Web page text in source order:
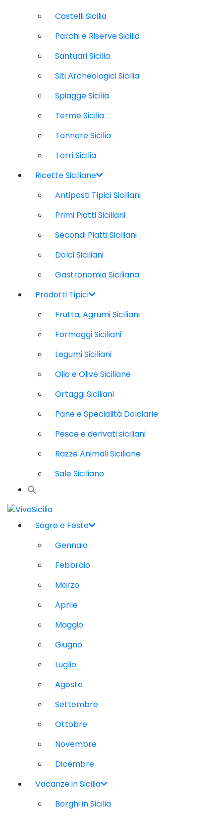
Castelli Sicilia
Parchi e Riserve Sicilia
Santuari Sicilia
Siti Archeologici Sicilia
Spiagge Sicilia
Terme Sicilia
Tonnare Sicilia
Torri Sicilia
Ricette Siciliane
Antipasti Tipici Siciliani
Primi Piatti Siciliani
Secondi Piatti Siciliani
Dolci Siciliani
Gastronomia Siciliana
Prodotti Tipici
Frutta, Agrumi Siciliani
Formaggi Siciliani
Legumi Siciliani
Olio e Olive Siciliane
Ortaggi Siciliani
Pane e Specialità Dolciarie
Pesce e derivati siciliani
Razze Animali Siciliane
Sale Siciliano
Sagre e Feste
Gennaio
Febbraio
Marzo
Aprile
Maggio
Giugno
Luglio
Agosto
Settembre
Ottobre
Novembre
Dicembre
Vacanze in Sicilia
Borghi in Sicilia